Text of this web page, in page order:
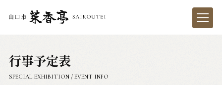
行事予定表
SPECIAL EXHIBITION / EVENT INFO